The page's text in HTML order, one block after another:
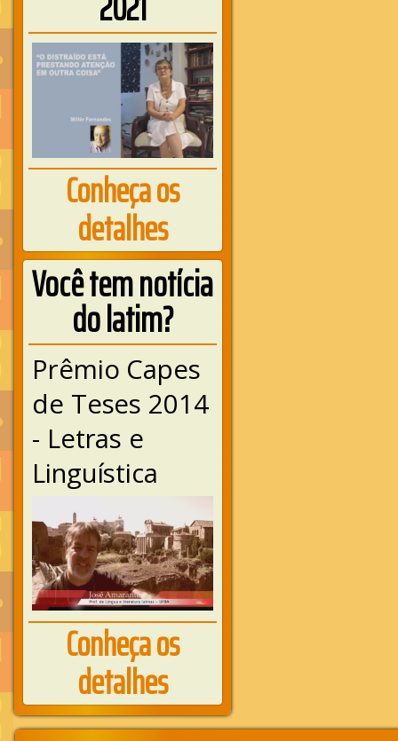
Conheça os
detalhes
Você tem notícia
do latim?
Prêmio Capes
de Teses 2014
- Letras e
Linguística
Conheça os
detalhes